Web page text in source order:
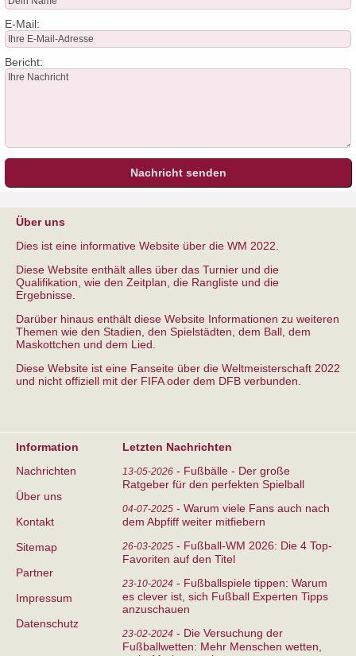
E-Mail:
Bericht:
Über uns
Dies ist eine informative Website über die WM 2022.
Diese Website enthält alles über das Turnier und die
Qualifikation, wie den Zeitplan, die Rangliste und die
Ergebnisse.
Darüber hinaus enthält diese Website Informationen zu weiteren
Themen wie den Stadien, den Spielstädten, dem Ball, dem
Maskottchen und dem Lied.
Diese Website ist eine Fanseite über die Weltmeisterschaft 2022
und nicht offiziell mit der FIFA oder dem DFB verbunden.
Information
Nachrichten
Über uns
Kontakt
Sitemap
Partner
Impressum
Datenschutz
Letzten Nachrichten
13-05-2026 - Fußbälle - Der große
Ratgeber für den perfekten Spielball
04-07-2025 -Warum viele Fans auch nach
dem Abpfiff weiter mitfiebern
26-03-2025 - Fußball-WM 2026: Die 4 Top-
Favoriten auf den Titel
23-10-2024 - Fußballspiele tippen: Warum
es clever ist, sich Fußball Experten Tipps
anzuschauen
23-02-2024 - Die Versuchung der
Fußballwetten: Mehr Menschen wetten,